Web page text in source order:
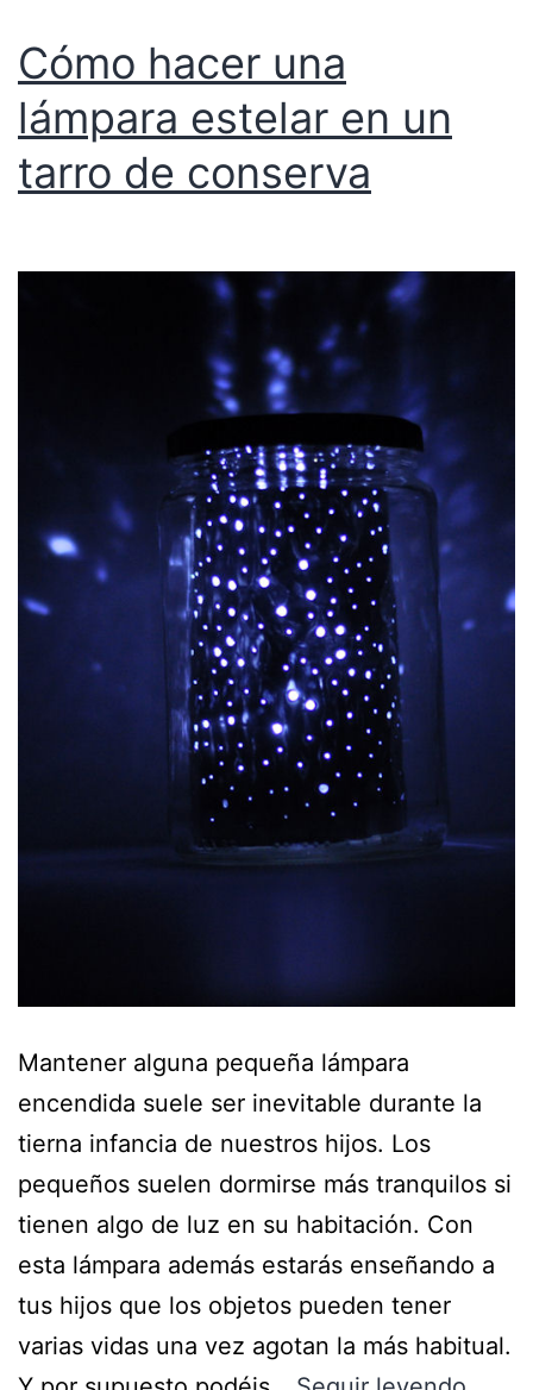
Cómo hacer una
lámpara estelar en un
tarro de conserva
Mantener alguna pequeña lámpara
encendida suele ser inevitable durante la
tierna infancia de nuestros hijos. Los
pequeños suelen dormirse más tranquilos si
tienen algo de luz en su habitación. Con
esta lámpara además estarás enseñando a
tus hijos que los objetos pueden tener
varias vidas una vez agotan la más habitual.